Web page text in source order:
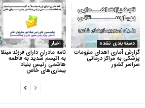
اخبار
نامه مادران دارای فرزند مبتلا
به اتیسم شدید به فاطمه
هاشمی رئیس بنیاد
بیماری‌های خاص
دسته‌بندی نشده
گزارش آماری اهدای ملزومات
پزشکی به مراکز درمانی
سراسر کشور